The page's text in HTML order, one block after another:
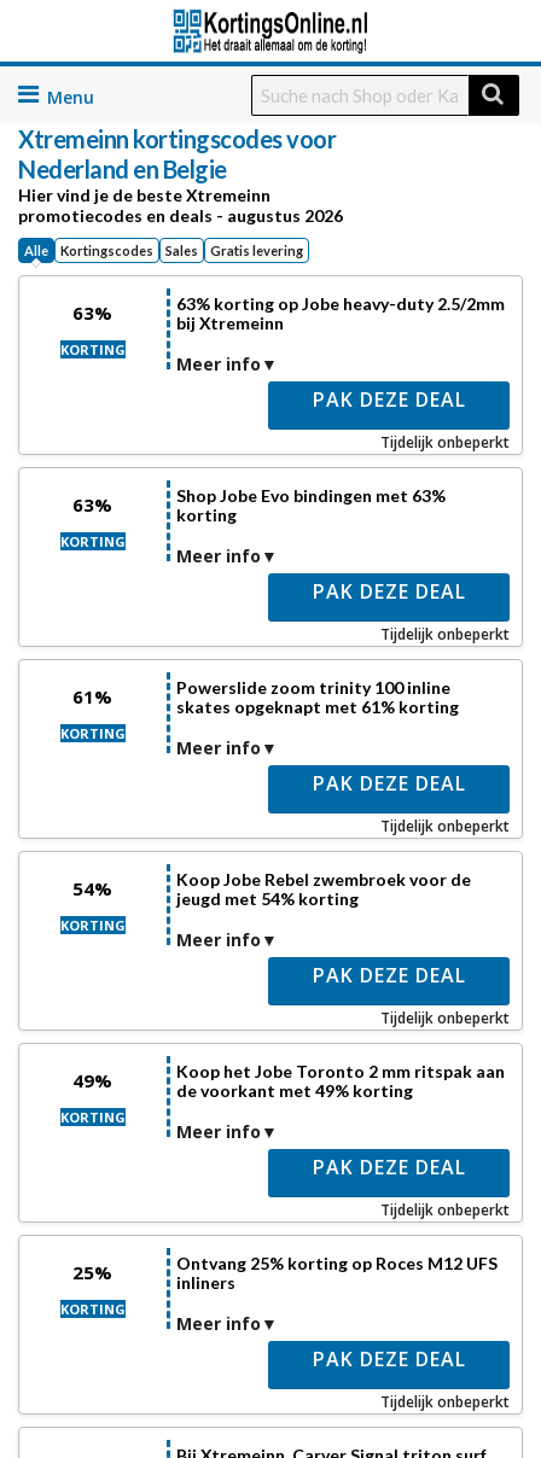
Skip
content
Xtremeinn kortingscodes voor
Nederland en Belgie
Hier vind je de beste Xtremeinn
promotiecodes en deals - augustus 2026
Alle Kortingscodes Sales Gratis levering
63%
KORTING
63% korting op Jobe heavy-duty 2.5/2mm
bij Xtremeinn
Meer info
PAK DEZE DEAL
Tijdelijk onbeperkt
63%
KORTING
Shop Jobe Evo bindingen met 63%
korting
Meer info
PAK DEZE DEAL
Tijdelijk onbeperkt
61%
KORTING
Powerslide zoom trinity 100 inline
skates opgeknapt met 61% korting
Meer info
PAK DEZE DEAL
Tijdelijk onbeperkt
54%
KORTING
Koop Jobe Rebel zwembroek voor de
jeugd met 54% korting
Meer info
PAK DEZE DEAL
Tijdelijk onbeperkt
49%
KORTING
Koop het Jobe Toronto 2 mm ritspak aan
de voorkant met 49% korting
Meer info
PAK DEZE DEAL
Tijdelijk onbeperkt
25%
KORTING
Ontvang 25% korting op Roces M12 UFS
inliners
Meer info
PAK DEZE DEAL
Tijdelijk onbeperkt